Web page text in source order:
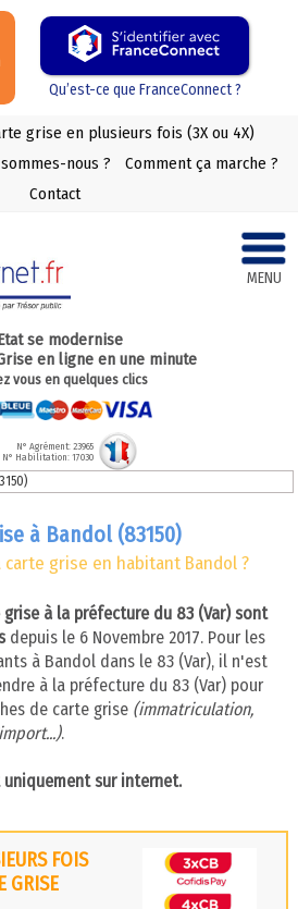
Qu’est-ce que FranceConnect ?
grise en plusieurs fois (3X ou 4X)
nous ?
Comment ça marche ?
Contact
MENU
se modernise
en ligne en une minute
vous en quelques clics
N° Agrément: 23965
N° Habilitation: 17030
à Bandol (83150)
grise en habitant Bandol ?
à la préfecture du 83 (Var) sont
depuis le 6 Novembre 2017. Pour les
à Bandol dans le 83 (Var), il n'est
à la préfecture du 83 (Var) pour
de carte grise (immatriculation,
.
sur internet.
FOIS
GRISE